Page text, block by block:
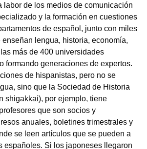
labor de los medios de comunicación
y la formación en cuestiones
de español, junto con miles
lengua, historia, economía,
más de 400 universidades
formando generaciones de expertos.
de hispanistas, pero no se
sino que la Sociedad de Historia
shigakkai), por ejemplo, tiene
que son socios y
anuales, boletines trimestrales y
se leen artículos que se pueden a
españoles. Si los japoneses llegaron